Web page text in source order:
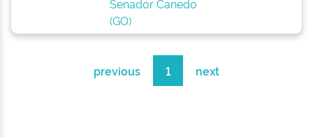
Senador Canedo
(GO)
previous 1 next